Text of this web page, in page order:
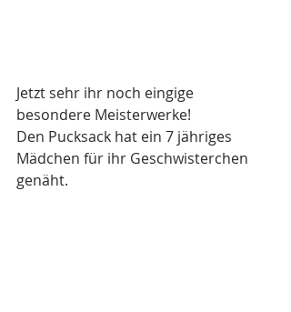
Jetzt sehr ihr noch eingige
besondere Meisterwerke!
Den Pucksack hat ein 7 jähriges
Mädchen für ihr Geschwisterchen
genäht.